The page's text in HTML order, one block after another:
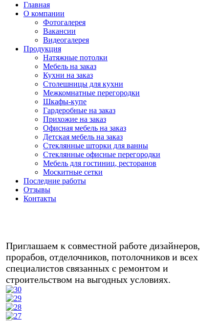
Главная
О компании
Фотогалерея
Вакансии
Видеогалерея
Продукция
Натяжные потолки
Мебель на заказ
Кухни на заказ
Столешницы для кухни
Межкомнатные перегородки
Шкафы-купе
Гардеробные на заказ
Прихожие на заказ
Офисная мебель на заказ
Детская мебель на заказ
Стеклянные шторки для ванны
Стеклянные офисные перегородки
Мебель для гостиниц, ресторанов
Москитные сетки
Последние работы
Отзывы
Контакты
Приглашаем к совместной работе дизайнеров,
прорабов, отделочников, потолочников и всех
специалистов связанных с ремонтом и
строительством на выгодных условиях.